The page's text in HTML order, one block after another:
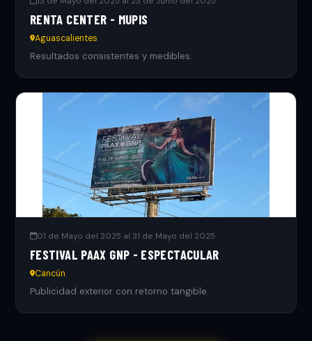
RENTA CENTER - MUPIS
Aguascalientes
Resultados consistentes y medibles.
01 de Mayo del 2025 al 31 de Mayo del 2025
FESTIVAL PAAX GNP - ESPECTACULAR
Cancún
Publicidad exterior con retorno tangible.